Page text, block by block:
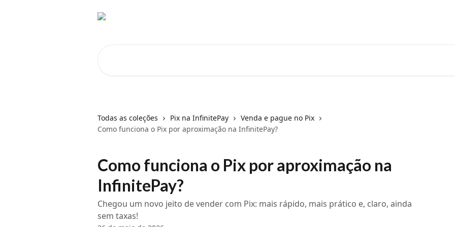
Todas as coleções Pix na InfinitePay
Venda e pague no Pix
Como funciona o Pix por aproximação na InfinitePay?
Como funciona o Pix por aproximação na
InfinitePay?
Chegou um novo jeito de vender com Pix: mais rápido, mais prático e, claro, ainda
sem taxas!